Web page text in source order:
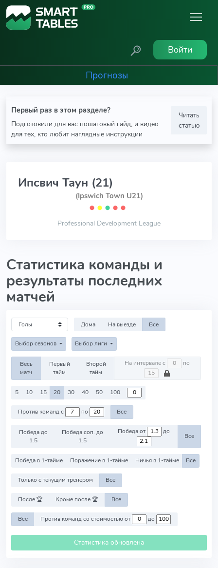
Войти
Прогнозы
Первый раз в этом разделе?
Подготовили для вас пошаговый гайд, и видео
для тех, кто любит наглядные инструкции
Читать
статью
Ипсвич Таун (21)
(Ipswich Town U21)
⬤ ⬤ ⬤ ⬤ ⬤
Professional Development League
Статистика команды и
результаты последних
матчей
Дома На выезде Все
Выбор сезонов Выбор лиги
Весь
матч
Первый
тайм
Второй
тайм
На интервале с по
5 10 15 20 30 40 50 100
Против команд с по Все
Победа до
1.5
Победа соп. до
1.5
Победа от до
Все
Победа в 1-тайме Поражение в 1-тайме Ничья в 1-тайме Все
Только с текущим тренером Все
После 🏆 Кроме после 🏆 Все
Все Против команд со стоимостью от до
Статистика обновлена